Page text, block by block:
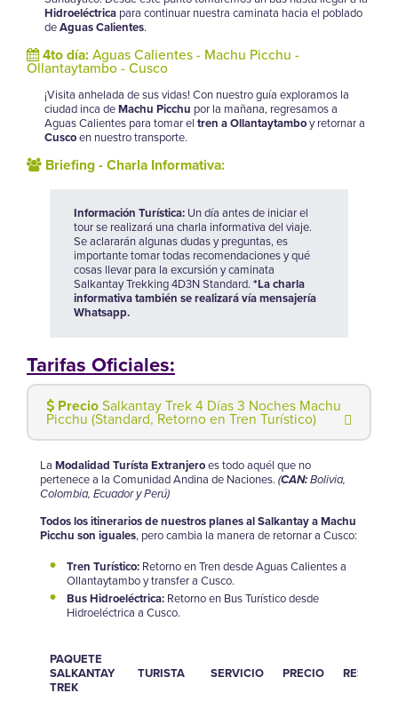
Hidroeléctrica para continuar nuestra caminata hacia el poblado
deAguas Calientes.
4to día:Aguas Calientes - Machu Picchu -
Ollantaytambo - Cusco
¡Visita anhelada de sus vidas! Con nuestro guía exploramos la
ciudad inca deMachu Picchu por la mañana, regresamos a
Aguas Calientes para tomar el tren a Ollantaytamboy retornar a
Cuscoen nuestro transporte.
Briefing - Charla Informativa:
Información Turística: Un día antes de iniciar el
tour se realizará una charla informativa del viaje.
Se aclararán algunas dudas y preguntas, es
importante tomar todas recomendaciones y qué
cosas llevar para la excursión y caminata
Salkantay Trekking 4D3N Standard. *La charla
informativa también se realizará vía mensajería
Whatsapp.
Tarifas Oficiales:
PrecioSalkantay Trek 4 Días 3 Noches Machu
Picchu (Standard, Retorno en Tren Turístico)
La Modalidad Turísta Extranjeroes todo aquél que no
pertenece a la Comunidad Andina de Naciones. (CAN:Bolivia,
Colombia, Ecuador y Perú)
Todos los itinerarios de nuestros planes al Salkantay a Machu
Picchu son iguales, pero cambia la manera de retornar a Cusco:
Tren Turístico: Retorno en Tren desde Aguas Calientes a
Ollantaytambo y transfer a Cusco.
Bus Hidroeléctrica: Retorno en Bus Turístico desde
Hidroeléctrica a Cusco.
PAQUETE
SALKANTAY
TREK
TURISTA SERVICIO PRECIO